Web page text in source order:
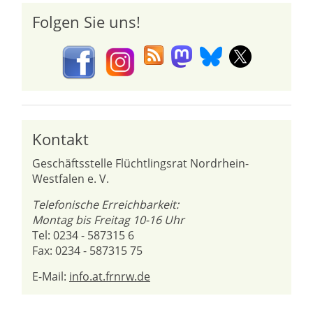
Folgen Sie uns!
Kontakt
Geschäftsstelle Flüchtlingsrat Nordrhein-
Westfalen e. V.
Telefonische Erreichbarkeit:
Montag bis Freitag 10-16 Uhr
Tel: 0234 - 587315 6
Fax: 0234 - 587315 75
E-Mail: info.at.frnrw.de